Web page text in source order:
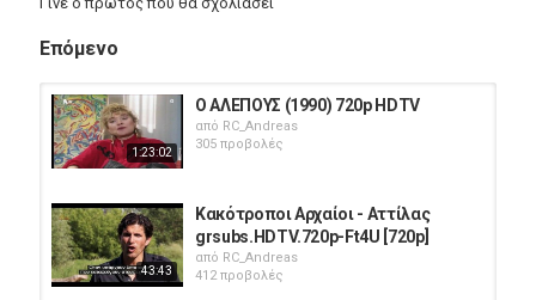
Επόμενο
1:23:02
Ο ΑΛΕΠΟΥΣ (1990) 720p HDTV
από RC_Andreas
305 προβολές
43:43
Κακότροποι Αρχαίοι - Αττίλας
grsubs.HDTV.720p-Ft4U [720p]
από RC_Andreas
412 προβολές